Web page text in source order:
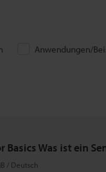
Anwendungen/
Basics Was ist ein
/ Deutsch